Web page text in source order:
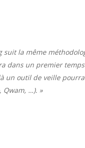
suit la même
dans un premier
un outil de veille
Qwam, …). »